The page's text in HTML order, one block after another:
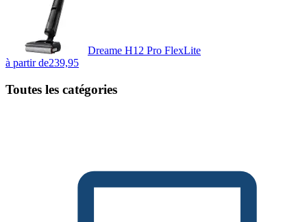
Dreame H12 Pro FlexLite
à partir de239,95
Toutes les catégories